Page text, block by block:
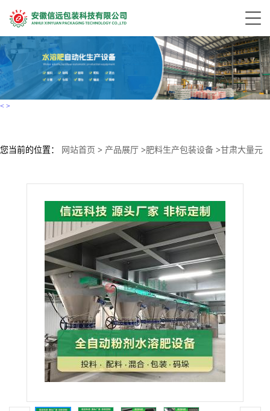
< >
您当前的位置： 网站首页 > 产品展厅 >肥料生产包装设备 >甘肃大量元